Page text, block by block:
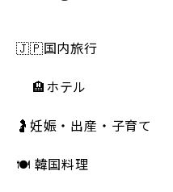
🇯🇵国内旅行
🏨ホテル
🤰妊娠・出産・子育て
🍽 韓国料理